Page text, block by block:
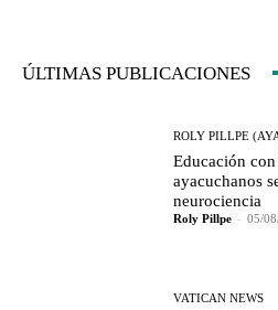
ÚLTIMAS PUBLICACIONES
ROLY PILLPE
Educación
ayacuchanos
neurociencia
Roly Pillpe - 05/
VATICAN NEWS